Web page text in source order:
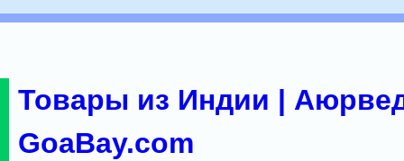
Товары из Индии |
GoaBay.com